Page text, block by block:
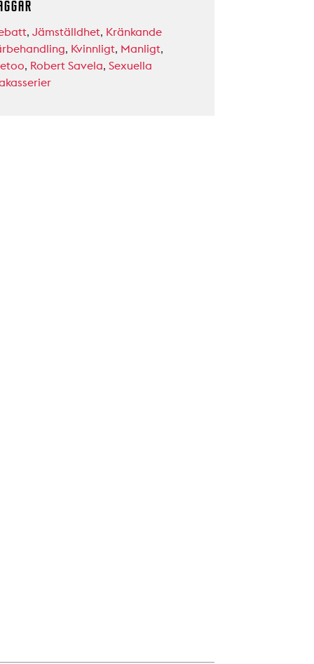
, Jämställdhet, Kränkande
, Kvinnligt, Manligt,
, Robert Savela, Sexuella